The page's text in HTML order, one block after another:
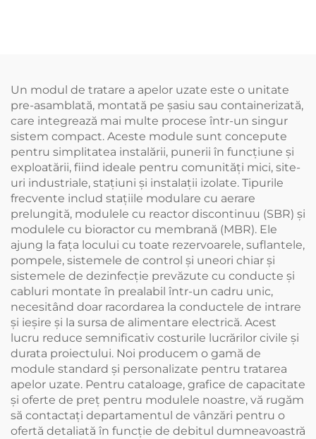
mare de 3 T
de lubrifiant. Trebuie
doar să înlocuiți
cptușeala,
economisind costuri
Un modul de tratare a apelor uzate este o unitate
pre-asamblată, montată pe șasiu sau containerizată,
care integrează mai multe procese într-un singur
sistem compact. Aceste module sunt concepute
pentru simplitatea instalării, punerii în funcțiune și
exploatării, fiind ideale pentru comunități mici, site-
uri industriale, stațiuni și instalații izolate. Tipurile
frecvente includ stațiile modulare cu aerare
prelungită, modulele cu reactor discontinuu (SBR) și
modulele cu bioractor cu membrană (MBR). Ele
ajung la fața locului cu toate rezervoarele, suflantele,
pompele, sistemele de control și uneori chiar și
sistemele de dezinfecție prevăzute cu conducte și
cabluri montate în prealabil într-un cadru unic,
necesitând doar racordarea la conductele de intrare
și ieșire și la sursa de alimentare electrică. Acest
lucru reduce semnificativ costurile lucrărilor civile și
durata proiectului. Noi producem o gamă de
module standard și personalizate pentru tratarea
apelor uzate. Pentru cataloage, grafice de capacitate
și oferte de preț pentru modulele noastre, vă rugăm
să contactați departamentul de vânzări pentru o
ofertă detaliată în funcție de debitul dumneavoastră